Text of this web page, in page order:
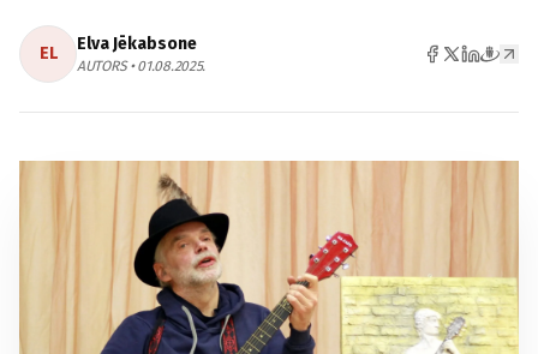
EL Elva Jēkabsone
AUTORS • 01.08.2025.